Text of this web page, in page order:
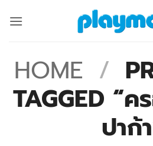
HOME /
TAGGED “
ปาก้